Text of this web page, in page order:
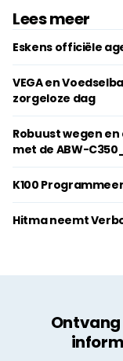
Lees meer
Eskens officiële
VEGA en
zorgeloze dag
Robuust wegen
met de ABW-
K100
Hitma neemt